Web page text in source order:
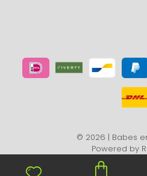
© 2026 | Babes
Powered by